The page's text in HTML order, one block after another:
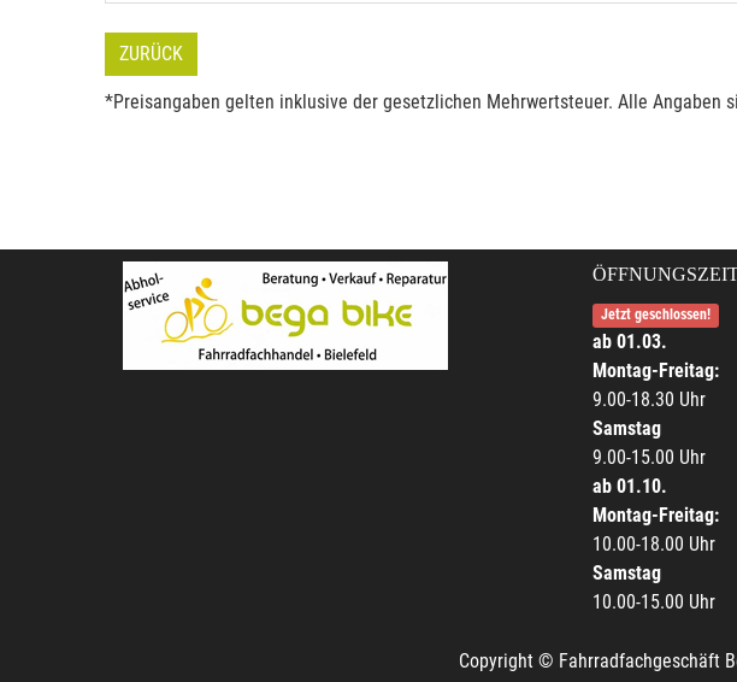
ZURÜCK
*Preisangaben gelten inklusive der gesetzlichen Mehrwertsteuer. Alle Angaben
Jetzt geschlossen!
ab 01.03.
Montag-Freitag:
9.00-18.30 Uhr
Samstag
9.00-15.00 Uhr
ab 01.10.
Montag-Freitag:
10.00-18.00 Uhr
Samstag
10.00-15.00 Uhr
Copyright © Fahrradfachgeschäft